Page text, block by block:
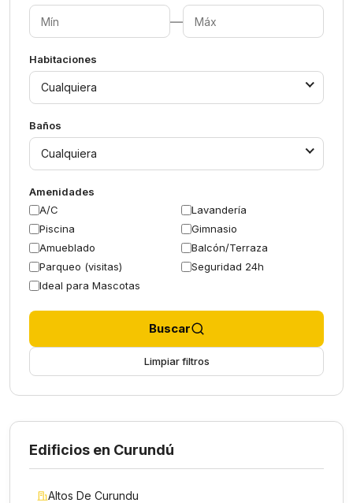
—
Habitaciones
Cualquiera
Baños
Cualquiera
Amenidades
A/C
Lavandería
Piscina
Gimnasio
Amueblado
Balcón/Terraza
Parqueo (visitas)
Seguridad 24h
Ideal para Mascotas
Buscar
Limpiar filtros
Edificios en Curundú
Altos De Curundu